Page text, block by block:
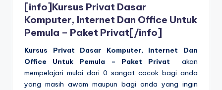
[info] Kursus Privat Dasar
Komputer, Internet Dan Office Untuk
Pemula – Paket Privat [/info]
Kursus Privat Dasar Komputer, Internet Dan
Office Untuk Pemula – Paket Privat
akan
mempelajari mulai dari 0 sangat cocok bagi anda
yang masih awam maupun bagi anda yang ingin